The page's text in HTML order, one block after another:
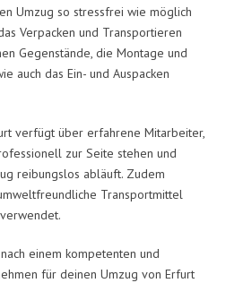
Umzug so stressfrei wie möglich
Verpacken und Transportieren
Gegenstände, die Montage und
auch das Ein- und Auspacken
verfügt über erfahrene Mitarbeiter,
zur Seite stehen und
reibungslos abläuft. Zudem
Transportmittel
einem kompetenten und
für deinen Umzug von Erfurt